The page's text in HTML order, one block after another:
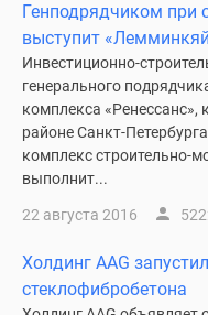
Генподрядчиком при
выступит
Инвестиционно-
генерального
комплекса
районе Санкт-
комплекс строительно-
выполнит...
22 августа 2016
Холдинг AAG
стеклофибробетона